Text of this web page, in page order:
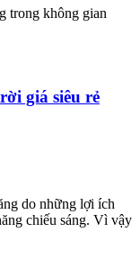
giá siêu rẻ
do những lợi ích
chiếu sáng. Vì vậy